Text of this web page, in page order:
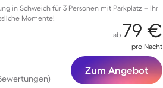
in Schweich für 3 Personen mit Parkplatz – Ihr
Momente!
ab 79 €
pro Nacht
Zum Angebot